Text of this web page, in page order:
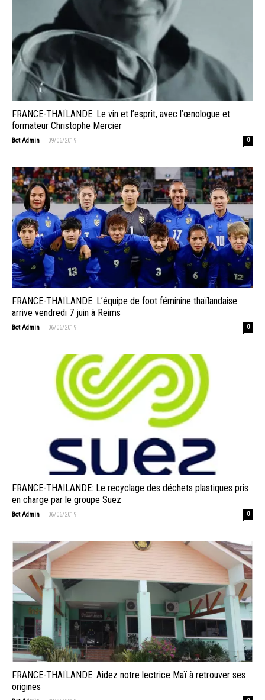
FRANCE-THAÏLANDE: Le vin et l’esprit, avec l’œnologue et
formateur Christophe Mercier
Bot Admin - 09/06/2019 0
FRANCE-THAÏLANDE: L’équipe de foot féminine thaïlandaise
arrive vendredi 7 juin à Reims
Bot Admin - 06/06/2019 0
FRANCE-THAILANDE: Le recyclage des déchets plastiques pris
en charge par le groupe Suez
Bot Admin - 06/06/2019 0
FRANCE-THAÏLANDE: Aidez notre lectrice Maï à retrouver ses
origines